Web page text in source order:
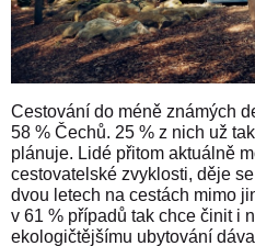
Cestování do méně známých
58 % Čechů. 25 % z nich už
plánuje. Lidé přitom aktuálně
cestovatelské zvyklosti, děje
dvou letech na cestách mimo
v 61 % případů tak chce činit i
ekologičtějšímu ubytování